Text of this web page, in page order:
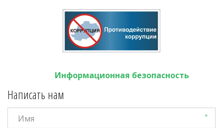
Информационная безопасность
Написать нам
*